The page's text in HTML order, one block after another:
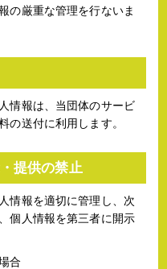
の厳重な管理を行ないま
情報は、当団体のサービ
の送付に利用します。
提供の禁止
情報を適切に管理し、次
個人情報を第三者に開示
合